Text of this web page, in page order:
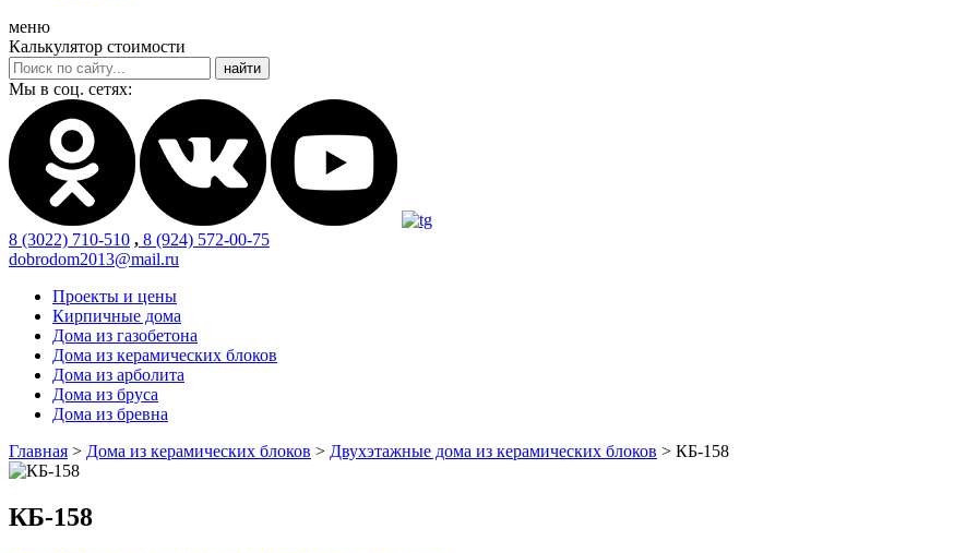
меню
Калькулятор стоимости
Мы в соц. сетях:
8 (3022) 710-510 , 8 (924) 572-00-75
dobrodom2013@mail.ru
Проекты и цены
Кирпичные дома
Дома из газобетона
Дома из керамических блоков
Дома из арболита
Дома из бруса
Дома из бревна
Главная > Дома из керамических блоков > Двухэтажные дома из керамических блоков > КБ-158
КБ-158